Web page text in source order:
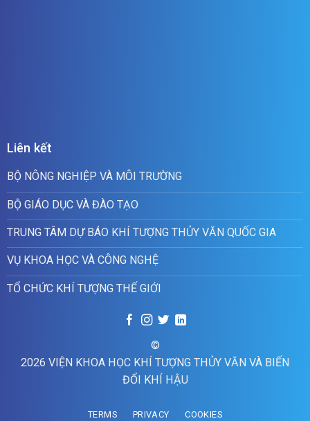
Liên kết
BỘ NÔNG NGHIỆP VÀ MÔI TRƯỜNG
BỘ GIÁO DỤC VÀ ĐÀO TẠO
TRUNG TÂM DỰ BÁO KHÍ TƯỢNG THỦY VĂN QUỐC GIA
VỤ KHOA HỌC VÀ CÔNG NGHỆ
TỔ CHỨC KHÍ TƯỢNG THẾ GIỚI
©
2026 VIỆN KHOA HỌC KHÍ TƯỢNG THỦY VĂN VÀ BIẾN
ĐỔI KHÍ HẬU
TERMS PRIVACY COOKIES